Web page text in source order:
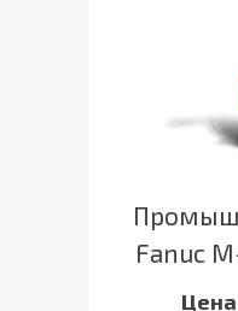
Fanuc